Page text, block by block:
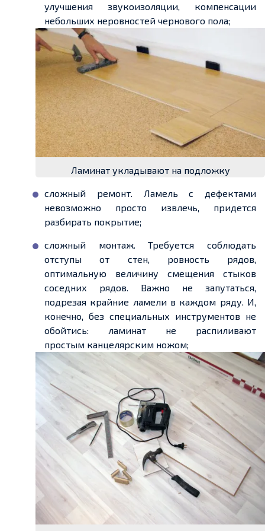
улучшения звукоизоляции, компенсации
небольших неровностей чернового пола;
Ламинат укладывают на подложку
сложный ремонт. Ламель с дефектами
невозможно просто извлечь, придется
разбирать покрытие;
сложный монтаж. Требуется соблюдать
отступы от стен, ровность рядов,
оптимальную величину смещения стыков
соседних рядов. Важно не запутаться,
подрезая крайние ламели в каждом ряду. И,
конечно, без специальных инструментов не
обойтись: ламинат не распиливают
простым канцелярским ножом;